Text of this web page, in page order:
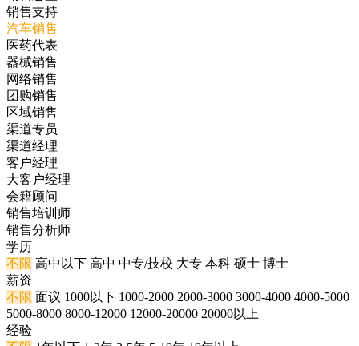
销售支持
汽车销售
医药代表
器械销售
网络销售
团购销售
区域销售
渠道专员
渠道经理
客户经理
大客户经理
会籍顾问
销售培训师
销售分析师
学历
不限 高中以下 高中 中专/技校 大专 本科 硕士 博士
薪资
不限 面议 1000以下 1000-2000 2000-3000 3000-4000 4000-5000
5000-8000 8000-12000 12000-20000 20000以上
经验